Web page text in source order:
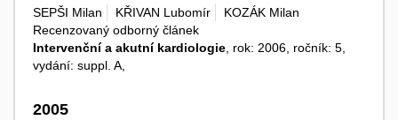
SEPŠI Milan KŘIVAN Lubomír
KOZÁK Milan
Recenzovaný odborný článek
Intervenční a akutní kardiologie, rok: 2006, ročník: 5,
vydání: suppl. A,
2005